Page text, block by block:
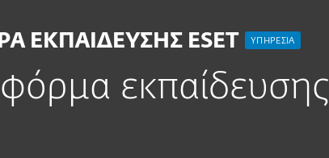
ΕΚΠΑΙΔΕΥΣΗΣ ESET ΥΠΗΡΕΣΙΑ
εκπαίδευσης